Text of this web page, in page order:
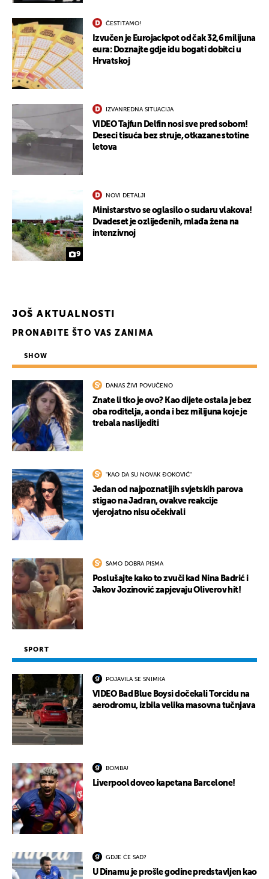
ČESTITAMO!
Izvučen je Eurojackpot od čak 32,6 milijuna
eura: Doznajte gdje idu bogati dobitci u
Hrvatskoj
IZVANREDNA SITUACIJA
VIDEO Tajfun Delfin nosi sve pred sobom!
Deseci tisuća bez struje, otkazane stotine
letova
9
NOVI DETALJI
Ministarstvo se oglasilo o sudaru vlakova!
Dvadeset je ozlijeđenih, mlađa žena na
intenzivnoj
JOŠ AKTUALNOSTI
PRONAĐITE ŠTO VAS ZANIMA
SHOW
DANAS ŽIVI POVUČENO
Znate li tko je ovo? Kao dijete ostala je bez
oba roditelja, a onda i bez milijuna koje je
trebala naslijediti
"KAO DA SU NOVAK ĐOKOVIĆ"
Jedan od najpoznatijih svjetskih parova
stigao na Jadran, ovakve reakcije
vjerojatno nisu očekivali
SAMO DOBRA PISMA
Poslušajte kako to zvuči kad Nina Badrić i
Jakov Jozinović zapjevaju Oliverov hit!
SPORT
POJAVILA SE SNIMKA
VIDEO Bad Blue Boysi dočekali Torcidu na
aerodromu, izbila velika masovna tučnjava
BOMBA!
Liverpool doveo kapetana Barcelone!
GDJE ĆE SAD?
U Dinamu je prošle godine predstavljen kao
UKLJUČITE NOTIFIKACIJE